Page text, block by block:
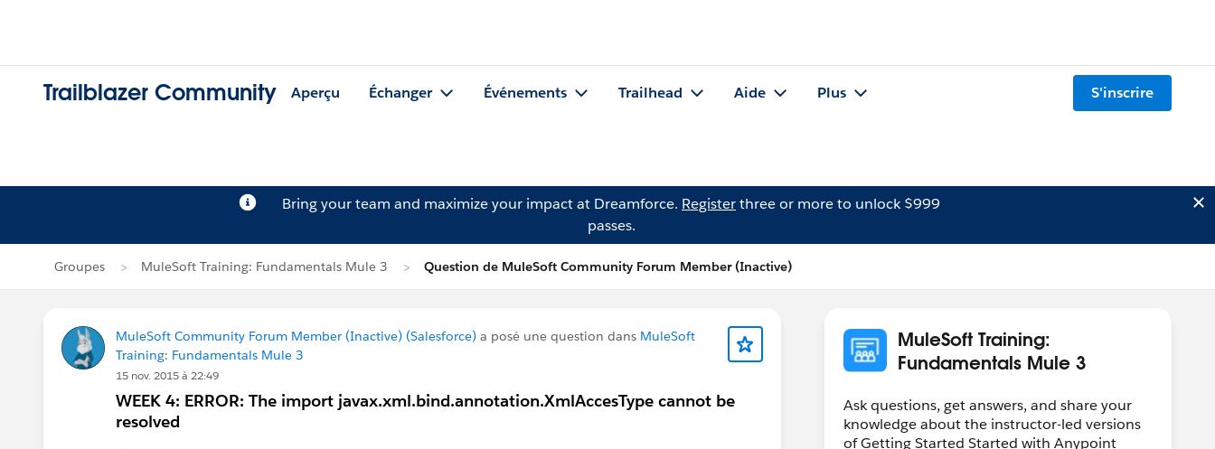
Trailblazer Community Aperçu Échanger Événements Trailhead Aide Plus S'inscrire
Bring your team and maximize your impact at Dreamforce. Registerthree or more to unlock $999
passes.
Groupes MuleSoft Training: Fundamentals Mule 3 Question de MuleSoft Community Forum Member (Inactive)
MuleSoft Community Forum Member (Inactive) (Salesforce) a posé une question dans MuleSoft
Training: Fundamentals Mule 3
15 nov. 2015 à 22:49
WEEK 4: ERROR: The import javax.xml.bind.annotation.XmlAccesType cannot be
resolved
MuleSoft Training:
Fundamentals Mule 3
Ask questions, get answers, and share your
knowledge about the instructor-led versions
of Getting Started Started with Anypoint